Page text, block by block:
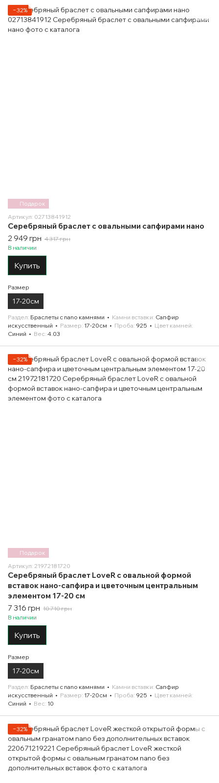
Подарок
−32%
Артикул: 02713841912
Серебряный браслет с овальными сапфирами нано
2 949 грн 4 317 грн
В наличии
Купить
Размер
17-20см
Раздел Браслеты с nano камнями Камни вставки Сапфир
искусственный
Размер 17-20см Проба 925
Цвет камней
Синий
Вес 4.03
Подарок
−32%
Артикул: 21972181720
Серебряный браслет LoveR с овальной формой
вставок нано-сапфира и цветочным центральным
элементом 17-20 см
7 316 грн 10 710 грн
В наличии
Купить
Размер
17-20см
Раздел Браслеты с nano камнями Камни вставки Сапфир
искусственный
Размер 17-20см Проба 925
Цвет камней
Синий
Вес 10
−32%